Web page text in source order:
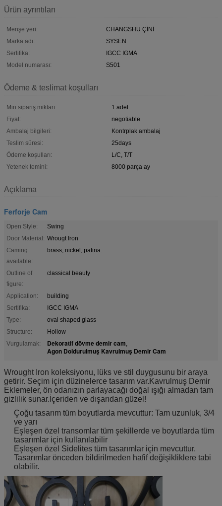
Ürün ayrıntıları
Menşe yeri:
CHANGSHU ÇİNİ
Marka adı:
SYSEN
Sertifika:
IGCC IGMA
Model numarası:
S501
Ödeme & teslimat koşulları
Min sipariş miktarı:
1 adet
Fiyat:
negotiable
Ambalaj bilgileri:
Kontrplak ambalaj
Teslim süresi:
25days
Ödeme koşulları:
L/C, T/T
Yetenek temini:
8000 parça ay
Açıklama
Ferforje Cam
Open Style:
Swing
Door Material: Wrougt Iron
Caming
available:
brass, nickel, patina.
Outline of
figure:
classical beauty
Application:
building
Sertifika:
IGCC IGMA
Type:
oval shaped glass
Structure:
Hollow
Vurgulamak:
Dekoratif dövme demir cam,
Agon Doldurulmuş Kavrulmuş Demir Cam
Wrought Iron koleksiyonu, lüks ve stil duygusunu bir araya
getirir. Seçim için düzinelerce tasarım var.Kavrulmuş Demir
Eklemeler, ön odanızın parlayacağı doğal ışığı almadan tam
gizlilik sunar.İçeriden ve dışarıdan güzel!
Çoğu tasarım tüm boyutlarda mevcuttur: Tam uzunluk, 3/4
ve yarı
Eşleşen özel transomlar tüm şekillerde ve boyutlarda tüm
tasarımlar için kullanılabilir
Eşleşen özel Sidelites tüm tasarımlar için mevcuttur.
Tasarımlar önceden bildirilmeden hafif değişikliklere tabi
olabilir.